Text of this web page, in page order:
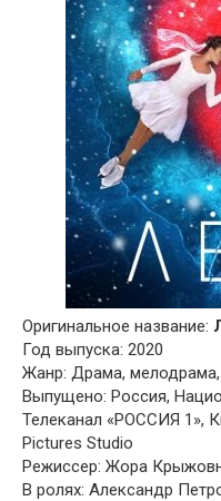
Оригинальное название:
Год выпуска: 2020
Жанр: Драма, мелодрама,
Выпущено: Россия,
Телеканал «РОССИЯ 1»,
Pictures Studio
Режиссер: Жора
В ролях: Александр